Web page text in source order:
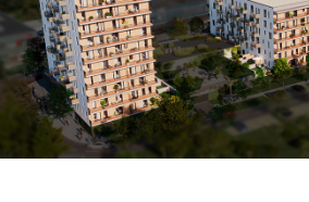
Postup koupě a financování
LOKALITA
CENÍK
Byty